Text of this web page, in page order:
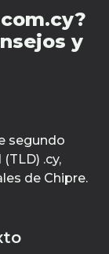
y
segundo
.cy,
de Chipre.